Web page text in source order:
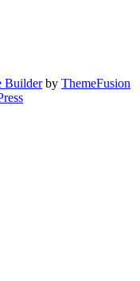
Builderby ThemeFusion